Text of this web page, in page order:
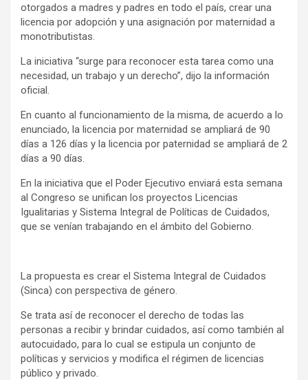
otorgados a madres y padres en todo el país, crear una
licencia por adopción y una asignación por maternidad a
monotributistas.
La iniciativa “surge para reconocer esta tarea como una
necesidad, un trabajo y un derecho”, dijo la información
oficial.
En cuanto al funcionamiento de la misma, de acuerdo a lo
enunciado, la licencia por maternidad se ampliará de 90
días a 126 días y la licencia por paternidad se ampliará de 2
días a 90 días.
En la iniciativa que el Poder Ejecutivo enviará esta semana
al Congreso se unifican los proyectos Licencias
Igualitarias y Sistema Integral de Políticas de Cuidados,
que se venían trabajando en el ámbito del Gobierno.
La propuesta es crear el Sistema Integral de Cuidados
(Sinca) con perspectiva de género.
Se trata así de reconocer el derecho de todas las
personas a recibir y brindar cuidados, así como también al
autocuidado, para lo cual se estipula un conjunto de
políticas y servicios y modifica el régimen de licencias
público y privado.